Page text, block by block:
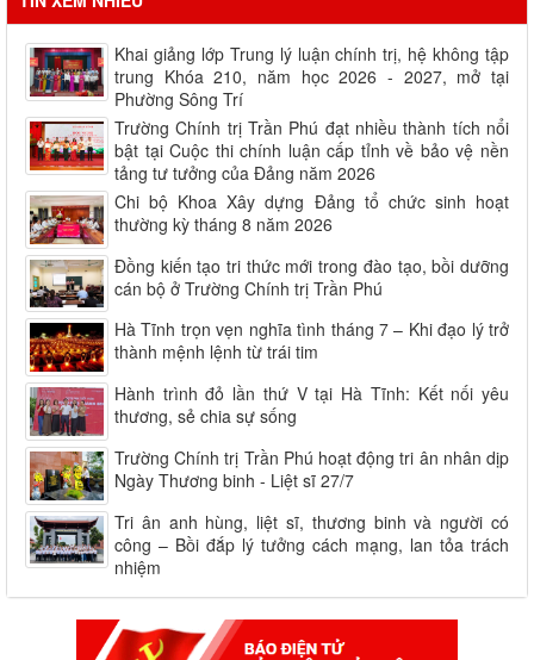
Khai giảng lớp Trung lý luận chính trị, hệ không tập
trung Khóa 210, năm học 2026 - 2027, mở tại
Phường Sông Trí
Trường Chính trị Trần Phú đạt nhiều thành tích nổi
bật tại Cuộc thi chính luận cấp tỉnh về bảo vệ nền
tảng tư tưởng của Đảng năm 2026
Chi bộ Khoa Xây dựng Đảng tổ chức sinh hoạt
thường kỳ tháng 8 năm 2026
Đồng kiến tạo tri thức mới trong đào tạo, bồi dưỡng
cán bộ ở Trường Chính trị Trần Phú
Hà Tĩnh trọn vẹn nghĩa tình tháng 7 – Khi đạo lý trở
thành mệnh lệnh từ trái tim
Hành trình đỏ lần thứ V tại Hà Tĩnh: Kết nối yêu
thương, sẻ chia sự sống
Trường Chính trị Trần Phú hoạt động tri ân nhân dịp
Ngày Thương binh - Liệt sĩ 27/7
Tri ân anh hùng, liệt sĩ, thương binh và người có
công – Bồi đắp lý tưởng cách mạng, lan tỏa trách
nhiệm